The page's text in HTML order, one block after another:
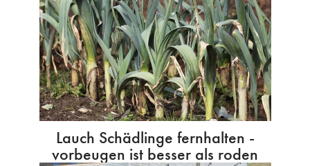
Lauch Schädlinge fernhalten -
vorbeugen ist besser als roden